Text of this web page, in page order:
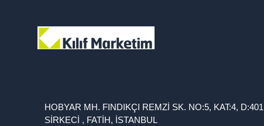
HOBYAR MH. FINDIKÇI REMZİ SK. NO:5, KAT:4, D:401
SİRKECİ , FATİH, İSTANBUL